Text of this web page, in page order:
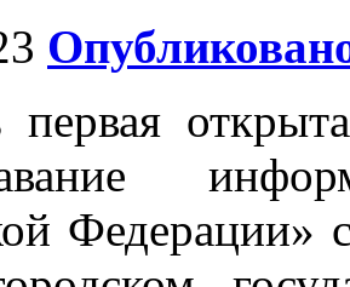
первая
Федерации»